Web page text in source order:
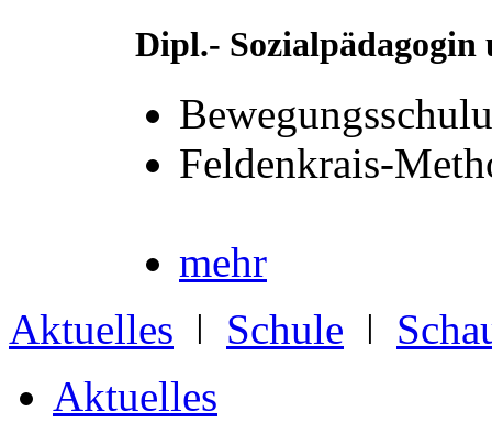
Dipl.- Sozialpädagogin
Feldenkrais-
mehr
Aktuelles ǀ Schule ǀ
Aktuelles